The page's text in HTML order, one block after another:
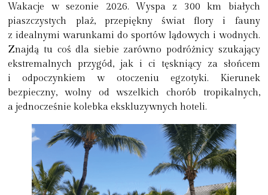
Wakacje w sezonie 2026. Wyspa z 300 km białych
piaszczystych plaż, przepiękny świat flory i fauny
z idealnymi warunkami do sportów lądowych i wodnych.
Znajdą tu coś dla siebie zarówno podróżnicy szukający
ekstremalnych przygód, jak i ci tęskniący za słońcem
i odpoczynkiem w otoczeniu egzotyki. Kierunek
bezpieczny, wolny od wszelkich chorób tropikalnych,
a jednocześnie kolebka ekskluzywnych hoteli.